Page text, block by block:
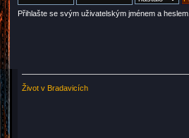
Přihlašte se svým uživatelským jménem a heslem.
Život v Bradavicích